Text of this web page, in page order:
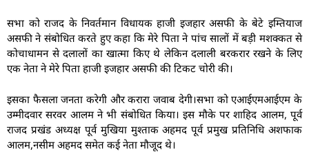
सभा को राजद के निवर्तमान विधायक हाजी इजहार असफी के बेटे इम्तियाज
असफी ने संबोधित करते हुए कहा कि मेरे पिता ने पांच सालों में बड़ी मशक्कत से
कोचाधामन से दलालों का खात्मा किए थे लेकिन दलाली बरकरार रखने के लिए
एक नेता ने मेरे पिता हाजी इजहार असफी की टिकट चोरी की।
इसका फैसला जनता करेगी और करारा जवाब देगी।सभा को एआईएमआईएम के
उम्मीदवार सरवर आलम ने भी संबोधित किया। इस मौके पर शाहिद आलम, पूर्व
राजद प्रखंड अध्यक्ष पूर्व मुखिया मुश्ताक अहमद पूर्व प्रमुख प्रतिनिधि अशफाक
आलम,नसीम अहमद समेत कई नेता मौजूद थे।